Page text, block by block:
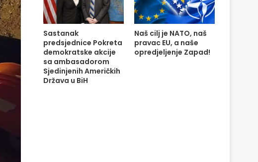
Sastanak
predsjednice Pokreta
demokratske akcije
sa ambasadorom
Sjedinjenih Američkih
Država u BiH
Naš cilj je NATO, naš
pravac EU, a naše
opredjeljenje Zapad!